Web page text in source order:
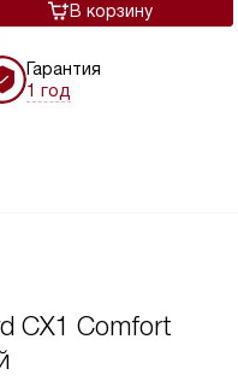
В корзину
Гарантия
1 год
CX1 Comfort